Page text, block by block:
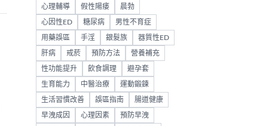
心理輔導 假性陽痿 晨勃
心因性ED 糖尿病 男性不育症
用藥誤區 手淫 銀髮族 器質性ED
肝病 戒菸 預防方法 營養補充
性功能提升 飲食調理 避孕套
生育能力 中醫治療 運動鍛鍊
生活習慣改善 誤區指南 腸道健康
早洩成因 心理因素 預防早洩